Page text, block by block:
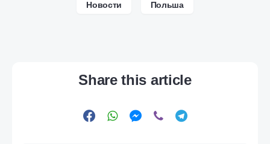
Новости Польша
Share this article